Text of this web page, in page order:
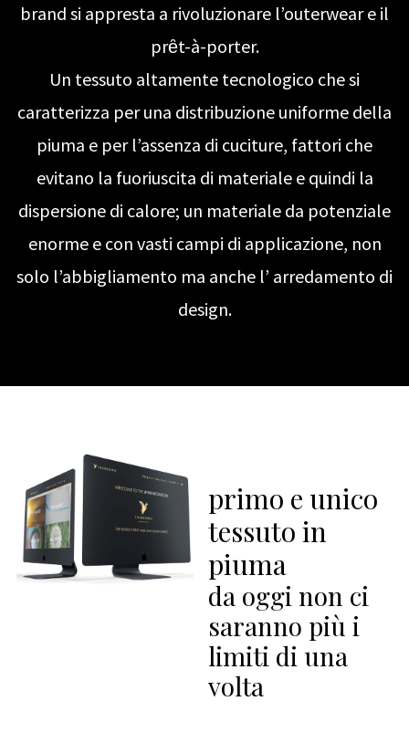
brand si appresta a rivoluzionare l’outerwear e il
prȇt-à-porter.
Un tessuto altamente tecnologico che si
caratterizza per una distribuzione uniforme della
piuma e per l’assenza di cuciture, fattori che
evitano la fuoriuscita di materiale e quindi la
dispersione di calore; un materiale da potenziale
enorme e con vasti campi di applicazione, non
solo l’abbigliamento ma anche l’ arredamento di
design.
primo e unico
tessuto in
piuma
da oggi non ci
saranno più i
limiti di una
volta